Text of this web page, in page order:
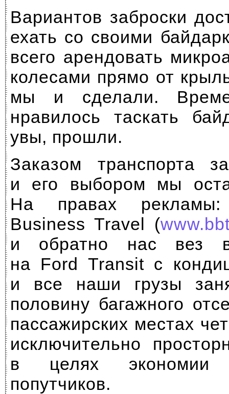
Вариантов заброски
ехать со своими
всего арендовать
колесами прямо от
мы и сделали.
нравилось таскать
увы, прошли.
Заказом транспорта
и его выбором мы
На правах
Business Travel (
и обратно нас вез
на Ford Transit с
и все наши грузы
половину багажного
пассажирских местах
исключительно
в целях экономии
попутчиков.